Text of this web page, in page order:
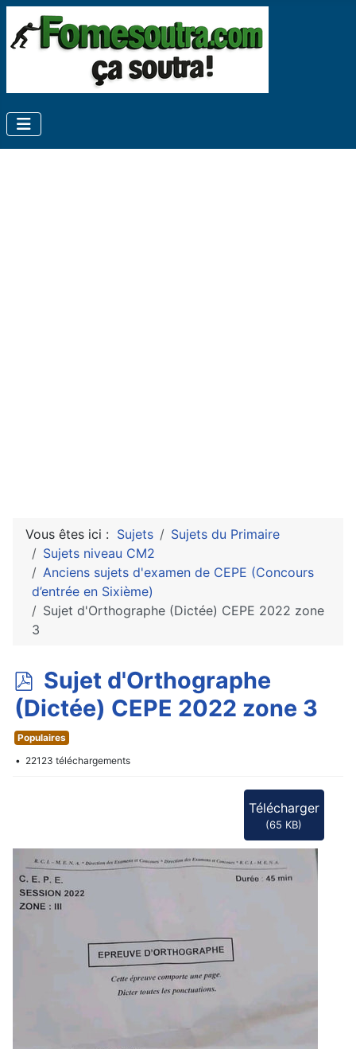
Vous êtes ici : Sujets
Sujets du Primaire
Sujets niveau CM2
Anciens sujets d'examen de CEPE (Concours
d’entrée en Sixième)
Sujet d'Orthographe (Dictée) CEPE 2022 zone
3
p
d
f
Sujet d'Orthographe
(Dictée) CEPE 2022 zone 3
Populaires
22123 téléchargements
Télécharger
(65 KB)